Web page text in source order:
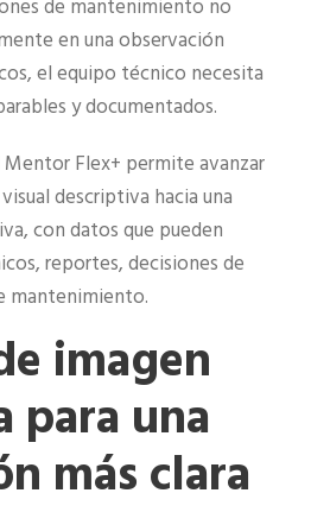
de mantenimiento no
en una observación
el equipo técnico necesita
y documentados.
Flex+ permite avanzar
descriptiva hacia una
con datos que pueden
reportes, decisiones de
mantenimiento.
imagen
para una
más clara